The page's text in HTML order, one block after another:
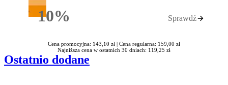
10%Rabatu Sprawdź
Cena promocyjna: 143,10 zł | Cena regularna: 159,00 zł
Najniższa cena w ostatnich 30 dniach: 119,25 zł
Ostatnio dodane